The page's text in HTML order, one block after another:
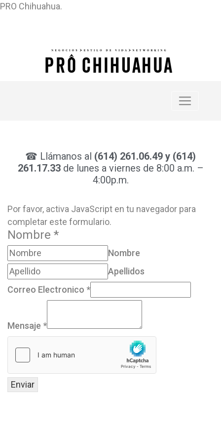
PRO Chihuahua.
☎ Llámanos al (614) 261.06.49 y (614)
261.17.33de lunes a viernes de 8:00 a.m. –
4:00p.m.
Por favor, activa JavaScript en tu navegador para
completar este formulario.
Nombre *
Nombre
Apellidos
Correo Electronico *
Mensaje *
Enviar